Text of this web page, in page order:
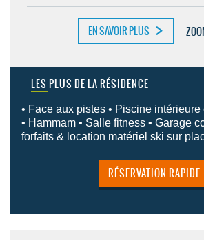
EN SAVOIR PLUS
LES PLUS DE LA RÉSIDENCE
• Face aux pistes • Piscine intérieure
• Hammam • Salle fitness • Garage
forfaits & location matériel ski sur
RÉSERVATION RAPIDE